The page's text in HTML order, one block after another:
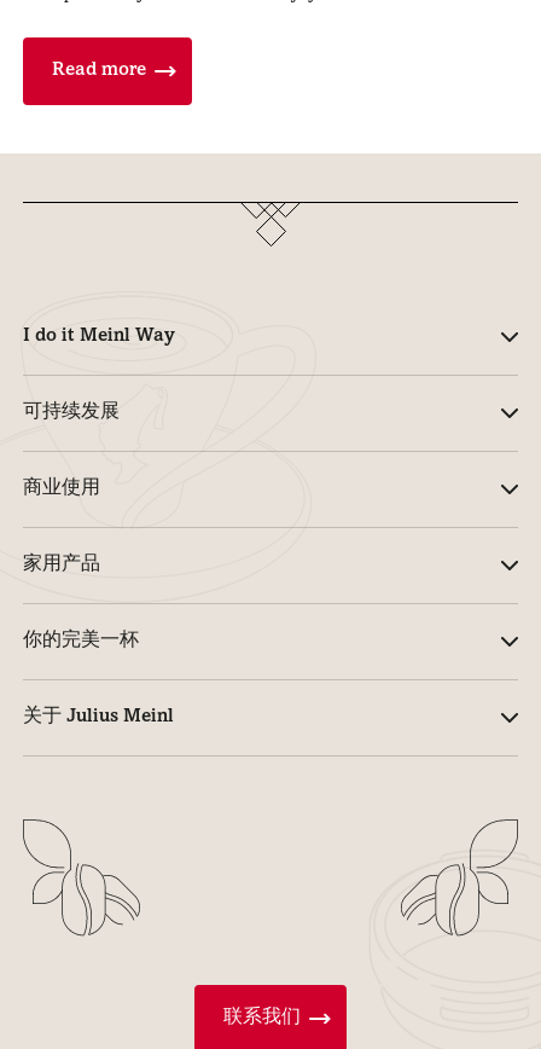
Read more
I do it Meinl Way
可持续发展
商业使用
家用产品
你的完美一杯
关于 Julius Meinl
联系我们